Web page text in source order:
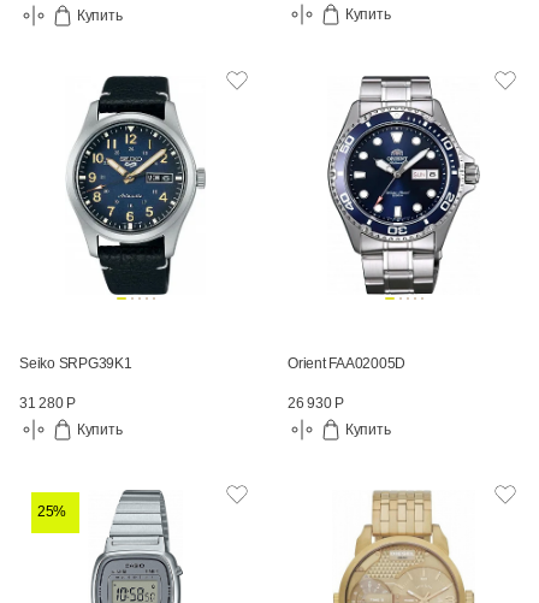
Купить
Купить
Seiko SRPG39K1
31 280 Р
Купить
Orient FAA02005D
26 930 Р
Купить
25%